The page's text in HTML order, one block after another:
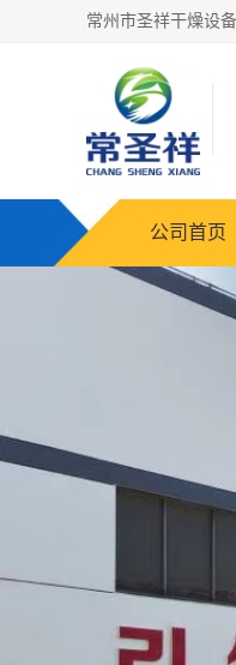
公司首页